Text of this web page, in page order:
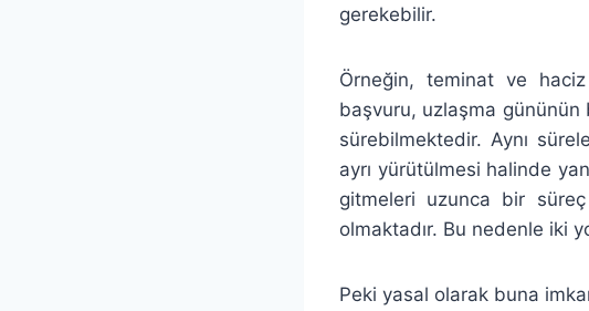
gerekebilir.
Örneğin, teminat ve
başvuru, uzlaşma gününün
sürebilmektedir. Aynı
ayrı yürütülmesi halinde
gitmeleri uzunca bir
olmaktadır. Bu nedenle iki
Peki yasal olarak buna